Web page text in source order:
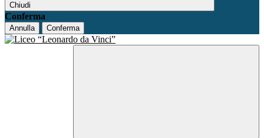
Chiudi
Conferma
Annulla Conferma